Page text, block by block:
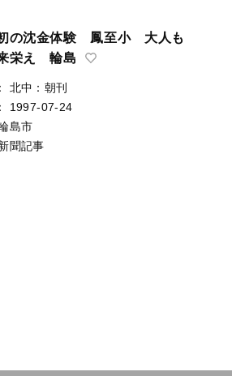
の沈金体験 鳳至小 大人も
栄え 輪島
：
北中：朝刊
：
1997-07-24
島市
聞記事